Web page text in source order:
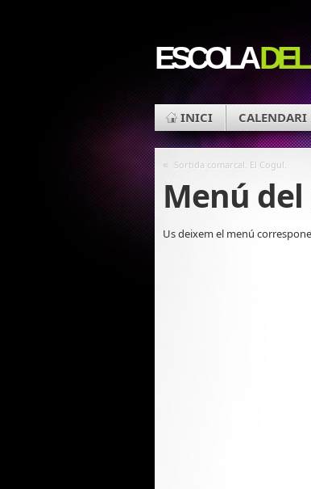
ESCOLADEL
INICI CALENDARI
« Sortida comarcal. El Cogul.
Menú
Us deixem el menú